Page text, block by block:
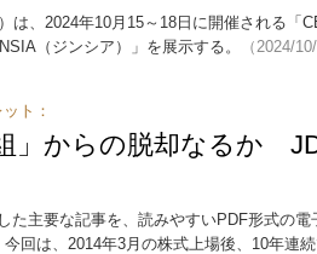
は、2024年10月15～18日に開催される「
（ジンシア）」を展示する。
（2024/
ト：
」からの脱却なるか
た主要な記事を、読みやすいPDF形式の
回は、2014年3月の株式上場後、10年連